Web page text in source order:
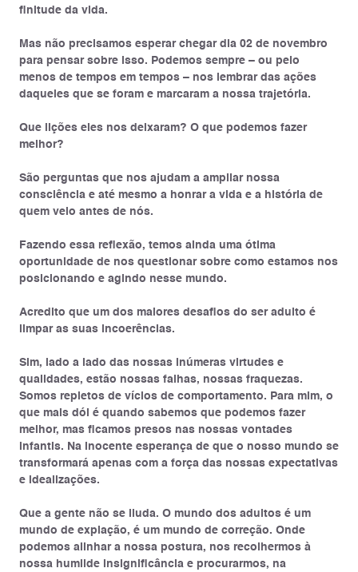
finitude da vida.
Mas não precisamos esperar chegar dia 02 de novembro
para pensar sobre isso. Podemos sempre – ou pelo
menos de tempos em tempos – nos lembrar das ações
daqueles que se foram e marcaram a nossa trajetória.
Que lições eles nos deixaram? O que podemos fazer
melhor?
São perguntas que nos ajudam a ampliar nossa
consciência e até mesmo a honrar a vida e a história de
quem veio antes de nós.
Fazendo essa reflexão, temos ainda uma ótima
oportunidade de nos questionar sobre como estamos nos
posicionando e agindo nesse mundo.
Acredito que um dos maiores desafios do ser adulto é
limpar as suas incoerências.
Sim, lado a lado das nossas inúmeras virtudes e
qualidades, estão nossas falhas, nossas fraquezas.
Somos repletos de vícios de comportamento. Para mim, o
que mais dói é quando sabemos que podemos fazer
melhor, mas ficamos presos nas nossas vontades
infantis. Na inocente esperança de que o nosso mundo se
transformará apenas com a força das nossas expectativas
e idealizações.
Que a gente não se iluda. O mundo dos adultos é um
mundo de expiação, é um mundo de correção. Onde
podemos alinhar a nossa postura, nos recolhermos à
nossa humilde insignificância e procurarmos, na